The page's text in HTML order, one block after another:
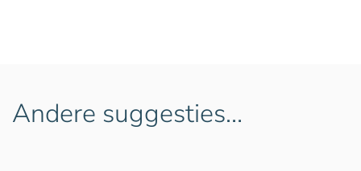
Andere suggesties…